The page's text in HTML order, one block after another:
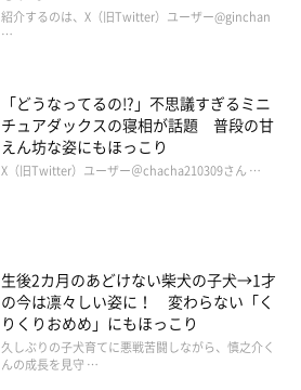
紹介するのは、X（旧Twitter）ユーザー@ginchan
…
「どうなってるの!?」不思議すぎるミニ
チュアダックスの寝相が話題 普段の甘
えん坊な姿にもほっこり
X（旧Twitter）ユーザー＠chacha210309さん …
生後2カ月のあどけない柴犬の子犬→1才
の今は凛々しい姿に！ 変わらない「く
りくりおめめ」にもほっこり
久しぶりの子犬育てに悪戦苦闘しながら、慎之介く
んの成長を見守 …